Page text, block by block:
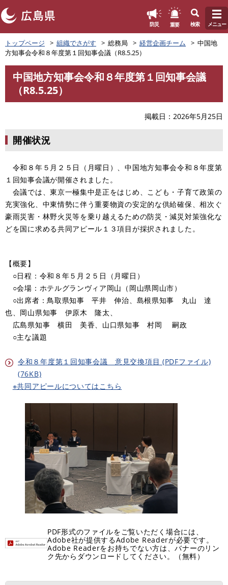
ペ
ー
ジ
の
で
防災 重要 検索 メニュー
トップページ 組織でさがす 総務局 経営企画チーム
中国地
方知事会令和８年度第１回知事会議（R8.5.25）
中国地方知事会令和８年度第１回知事会議
（R8.5.25）
掲載日 2026年5月25日
開催状況
令和８年５月２５日（月曜日）、中国地方知事会令和８年度第
１回知事会議が開催されました。
会議では、東京一極集中是正をはじめ、こども・子育て政策の
充実強化、中東情勢に伴う重要物資の安定的な供給確保、相次ぐ
豪雨災害・林野火災等を乗り越えるための防災・減災対策強化な
どを国に求める共同アピール１３項目が採択されました。
【概要】
○日程：令和８年５月２５日（月曜日）
○会場：ホテルグランヴィア岡山（岡山県岡山市）
○出席者：鳥取県知事 平井 伸治、島根県知事 丸山 達
也、岡山県知事 伊原木 隆太、
広島県知事 横田 美香、山口県知事 村岡 嗣政
○主な議題
令和８年度第１回知事会議 意見交換項目 (PDFファイル)
(76KB)
※共同アピールについてはこちら
PDF形式のファイルをご覧いただく場合には、
Adobe社が提供するAdobe Readerが必要です。
Adobe Readerをお持ちでない方は、バナーのリン
ク先からダウンロードしてください。（無料）